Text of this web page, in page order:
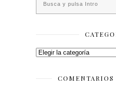
Categorías
COMENTARIOS